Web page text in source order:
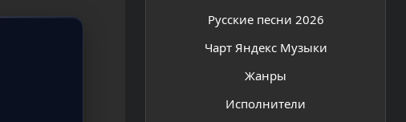
Русские песни 2026
Чарт Яндекс Музыки
Жанры
Исполнители